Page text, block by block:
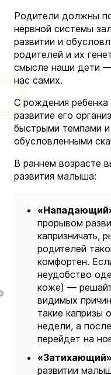
Родители должны
нервной системы
развитии и
родителей и их
смысле наши дети —
нас самих.
С рождения
развитие его
быстрыми темпами и
обусловленными
В раннем возрасте
развития малыша:
прорывом
капризничать,
родителей
комфортен.
неудобство
коже) —
видимых
такие капризы
недели, а
перейдет на
развитии